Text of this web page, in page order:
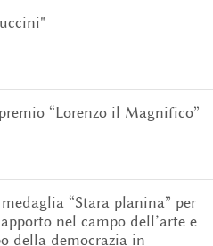
“Lorenzo il Magnifico”
“Stara planina” per
nel campo dell’arte e
della democrazia in